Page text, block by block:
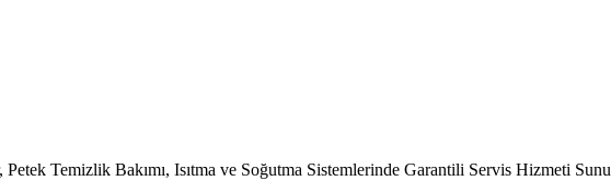
Temizlik Bakımı, Isıtma ve Soğutma Sistemlerinde Garantili Servis Hizmeti